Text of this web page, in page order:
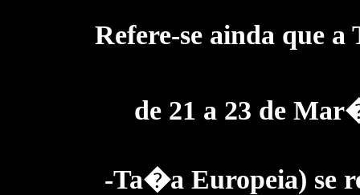
Refere-se ainda que
de 21 a 23 de
-Ta�a Europeia) se